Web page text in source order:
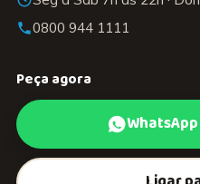
0800 944 1111
Peça agora